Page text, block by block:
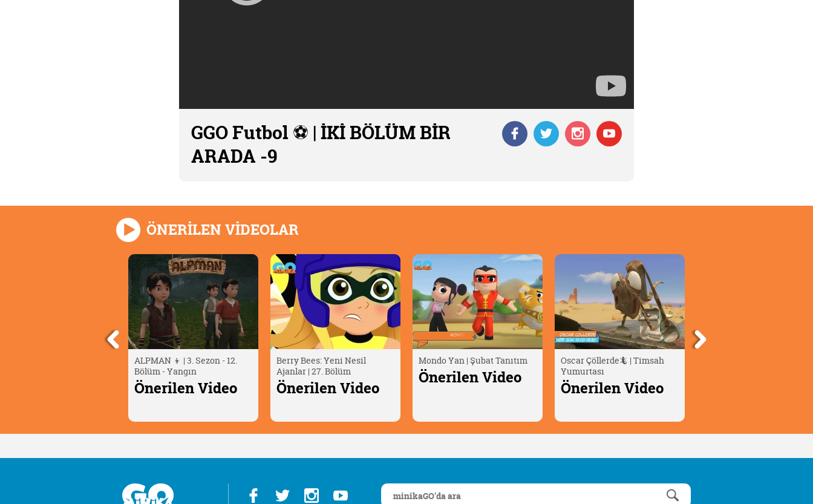
GGO Futbol ⚽️ | İKİ BÖLÜM BİR
ARADA -9
ÖNERİLEN VİDEOLAR
Berry Bees: Yeni Nesil
Ajanlar | 27. Bölüm
Önerilen Video
Mondo Yan | Şubat Tanıtım
Önerilen Video
Oscar Çöllerde🦎 | Timsah
Yumurtası
Önerilen Video
Bizim Joey 👦🏼 | Saklama
Oyunu
Önerilen Video